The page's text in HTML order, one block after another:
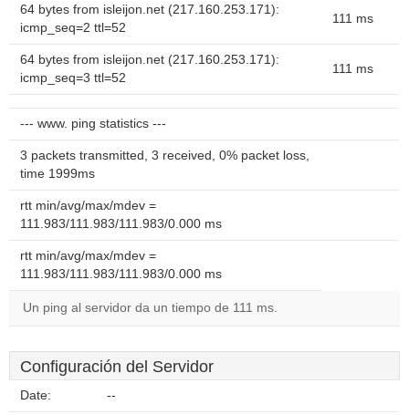
64 bytes from isleijon.net (217.160.253.171):
icmp_seq=2 ttl=52
111 ms
64 bytes from isleijon.net (217.160.253.171):
icmp_seq=3 ttl=52
111 ms
--- www. ping statistics ---
3 packets transmitted, 3 received, 0% packet loss,
time 1999ms
rtt min/avg/max/mdev =
111.983/111.983/111.983/0.000 ms
rtt min/avg/max/mdev =
111.983/111.983/111.983/0.000 ms
Un ping al servidor da un tiempo de 111 ms.
Configuración del Servidor
Date: --